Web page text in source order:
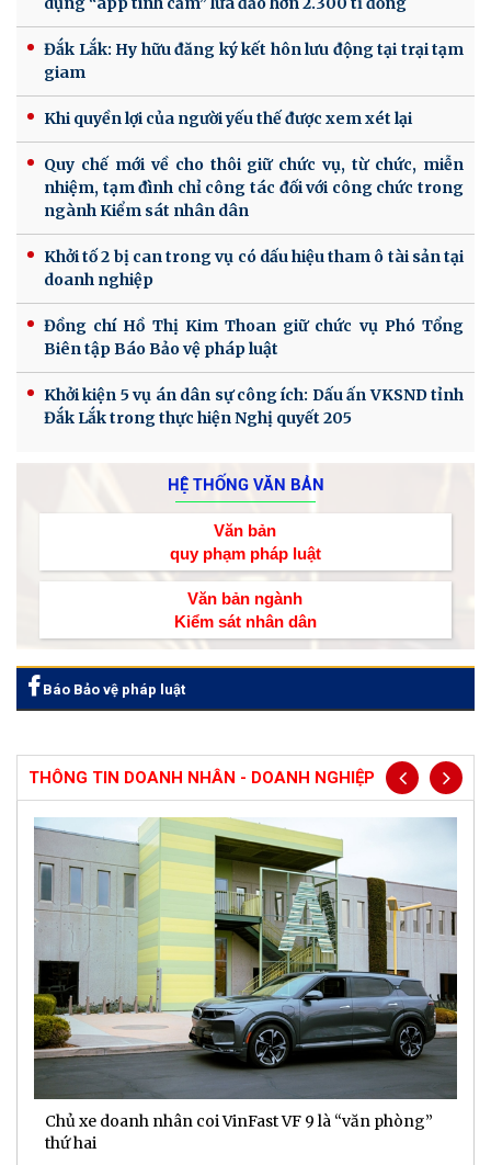
Đắk Lắk: Hy hữu đăng ký kết hôn lưu động tại trại tạm
giam
Khi quyền lợi của người yếu thế được xem xét lại
Quy chế mới về cho thôi giữ chức vụ, từ chức, miễn
nhiệm, tạm đình chỉ công tác đối với công chức trong
ngành Kiểm sát nhân dân
Khởi tố 2 bị can trong vụ có dấu hiệu tham ô tài sản tại
doanh nghiệp
Đồng chí Hồ Thị Kim Thoan giữ chức vụ Phó Tổng
Biên tập Báo Bảo vệ pháp luật
Khởi kiện 5 vụ án dân sự công ích: Dấu ấn VKSND tỉnh
Đắk Lắk trong thực hiện Nghị quyết 205
HỆ THỐNG VĂN BẢN
Văn bản
quy phạm pháp luật
Văn bản ngành
Kiểm sát nhân dân
Báo Bảo vệ pháp luật
THÔNG TIN DOANH NHÂN - DOANH NGHIỆP
Chủ xe doanh nhân coi VinFast VF 9 là “văn phòng”
thứ hai